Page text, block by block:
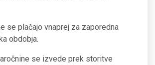
se plačajo vnaprej za zaporedna
obdobja.
se izvede prek storitve